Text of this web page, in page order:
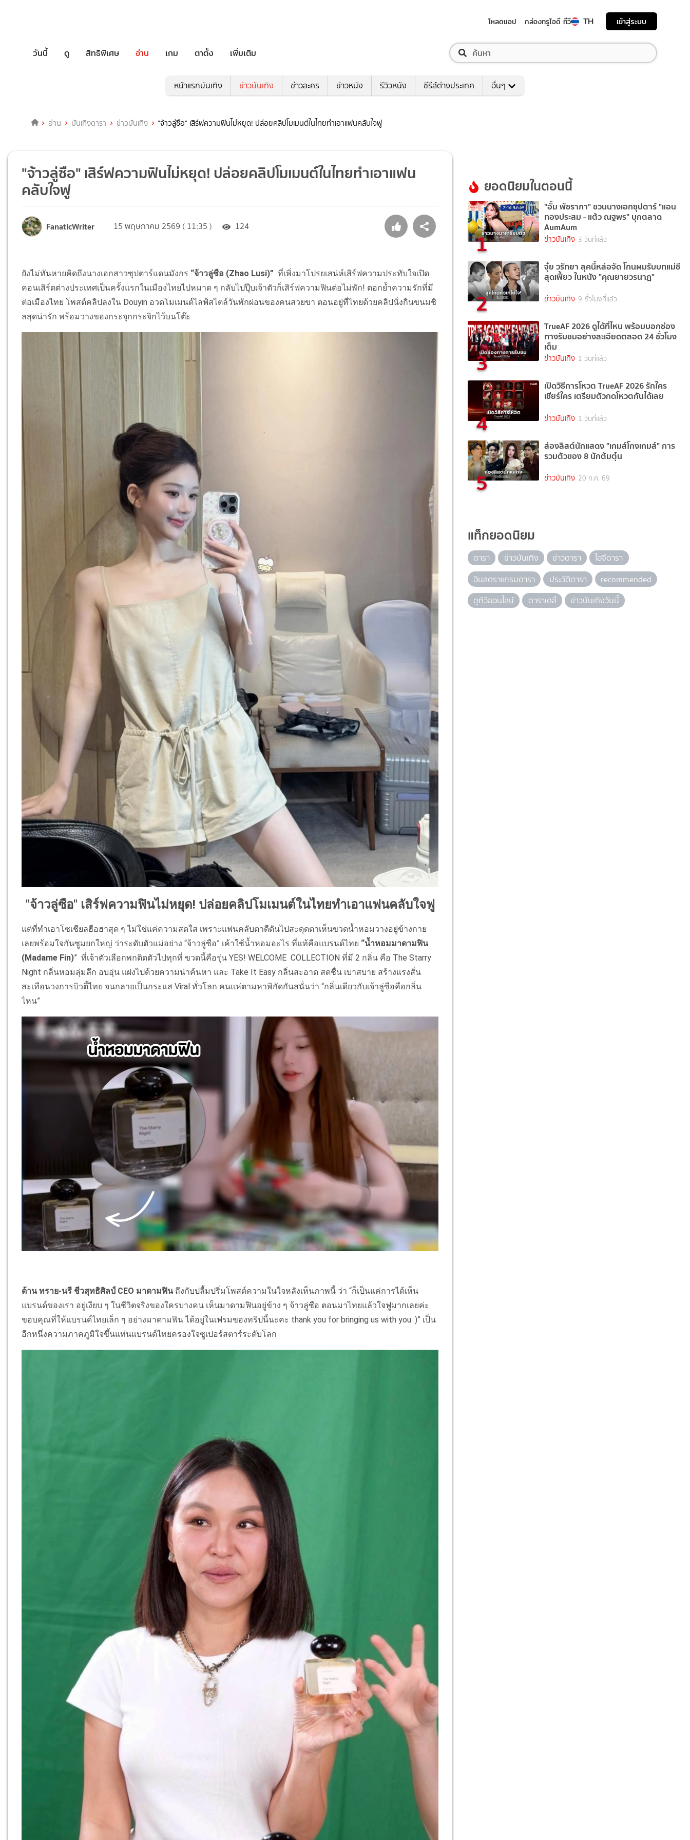
โหลดแอป กล่องทรูไอดี ทีวี TH เข้าสู่ระบบ
วันนี้ ดู สิทธิพิเศษ อ่าน เกม ตาตั้ง เพิ่มเติม
หน้าแรกบันเทิง ข่าวบันเทิง ข่าวละคร ข่าวหนัง รีวิวหนัง ซีรีส์ต่างประเทศ อื่นๆ
อ่าน บันเทิงดารา ข่าวบันเทิง "จ้าวลู่ซือ" เสิร์ฟความฟินไม่หยุด! ปล่อยคลิปโมเมนต์ในไทยทำเอาแฟนคลับใจฟู
"จ้าวลู่ซือ" เสิร์ฟความฟินไม่หยุด! ปล่อยคลิปโมเมนต์ในไทยทำเอาแฟน
คลับใจฟู
FanaticWriter 15 พฤษภาคม 2569 ( 11:35 ) 124
ยังไม่ทันหายคิดถึงนางเอกสาวซุปตาร์แดนมังกร “จ้าวลู่ซือ (Zhao Lusi)” ที่เพิ่งมาโปรยเสน่ห์เสิร์ฟความประทับใจเปิด
คอนเสิร์ตต่างประเทศเป็นครั้งแรกในเมืองไทยไปหมาด ๆ กลับไปปุ๊บเจ้าตัวก็เสิร์ฟความฟินต่อไม่พัก! ตอกย้ำความรักที่มี
ต่อเมืองไทย โพสต์คลิปลงใน Douyin อวดโมเมนต์ไลฟ์สไตล์วันพักผ่อนของคนสวยขา ตอนอยู่ที่ไทยด้วยคลิปนั่งกินขนมชิ
ลสุดน่ารัก พร้อมวางของกระจุกกระจิกไว้บนโต๊ะ
"จ้าวลู่ซือ" เสิร์ฟความฟินไม่หยุด! ปล่อยคลิปโมเมนต์ในไทยทำเอาแฟนคลับใจฟู
แต่ที่ทำเอาโซเชียลฮือฮาสุด ๆ ไม่ใช่แค่ความสดใส เพราะแฟนคลับตาดีดันไปสะดุดตาเห็นขวดน้ำหอมวางอยู่ข้างกาย
เลยพร้อมใจกันซูมยกใหญ่ ว่าระดับตัวแม่อย่าง “จ้าวลู่ซือ” เค้าใช้น้ำหอมอะไร ที่แท้คือแบรนด์ไทย “น้ำหอมมาดามฟิน
(Madame Fin)” ที่เจ้าตัวเลือกพกติดตัวไปทุกที่ ขวดนี้คือรุ่น YES! WELCOME COLLECTION ที่มี 2 กลิ่น คือ The Starry
Night กลิ่นหอมลุ่มลึก อบอุ่น แฝงไปด้วยความน่าค้นหา และ Take It Easy กลิ่นสะอาด สดชื่น เบาสบาย สร้างแรงสั่น
สะเทือนวงการบิวตี้ไทย จนกลายเป็นกระแส Viral ทั่วโลก คนแห่ตามหาพิกัดกันสนั่นว่า “กลิ่นเดียวกับเจ้าลู่ซือคือกลิ่น
ไหน”
ด้าน ทราย-นรี ชีวสุทธิศิลป์ CEO มาดามฟินถึงกับปลื้มปริ่มโพสต์ความในใจหลังเห็นภาพนี้ ว่า “ก็เป็นแค่การได้เห็น
แบรนด์ของเรา อยู่เงียบ ๆ ในชีวิตจริงของใครบางคน เห็นมาดามฟินอยู่ข้าง ๆ จ้าวลู่ซือ ตอนมาไทยแล้วใจฟูมากเลยค่ะ
ขอบคุณที่ให้แบรนด์ไทยเล็ก ๆ อย่างมาดามฟิน ได้อยู่ในเฟรมของทริปนี้นะคะ thank you for bringing us with you :)” เป็น
อีกหนึ่งความภาคภูมิใจขึ้นแท่นแบรนด์ไทยครองใจซูเปอร์สตาร์ระดับโลก
ยอดนิยมในตอนนี้
1
"อั้ม พัชราภา" ชวนนางเอกซุปตาร์ "แอน
ทองประสม - แต้ว ณฐพร" บุกตลาด
AumAum
ข่าวบันเทิง 3 วันที่แล้ว
2
จุ๋ย วรัทยา ลุคนี้หล่อจัด โกนผมรับบทแม่ชี
สุดเฟี้ยว ในหนัง "คุณยายวรนาฎ"
ข่าวบันเทิง 9 ชั่วโมงที่แล้ว
3
TrueAF 2026 ดูได้ที่ไหน พร้อมบอกช่อง
ทางรับชมอย่างละเอียดตลอด 24 ชั่วโมง
เต็ม
ข่าวบันเทิง 1 วันที่แล้ว
4
เปิดวิธีการโหวต TrueAF 2026 รักใคร
เชียร์ใคร เตรียมตัวกดโหวตกันได้เลย
ข่าวบันเทิง 1 วันที่แล้ว
5
ส่องลิสต์นักแสดง "เกมส์โกงเกมส์" การ
รวมตัวของ 8 นักต้มตุ๋น
ข่าวบันเทิง 20 ก.ค. 69
แท็กยอดนิยม
ดารา ข่าวบันเทิง ข่าวดารา
ไอจีดารา
อินสตราแกรมดารา
ประวัติดารา
recommended
ดูทีวีออนไลน์
ดาราเดลี่ ข่าวบันเทิงวันนี้